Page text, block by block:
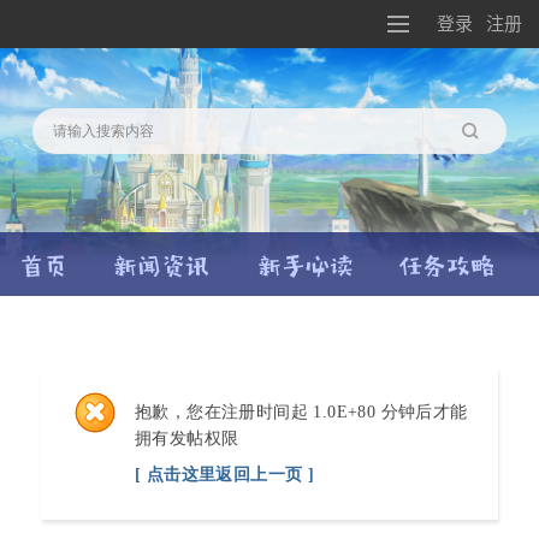
登录 注册
搜索
抱歉，您在注册时间起 1.0E+80 分钟后才能
拥有发帖权限
[ 点击这里返回上一页 ]